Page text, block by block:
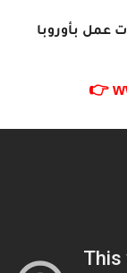
عمل بأوروبا